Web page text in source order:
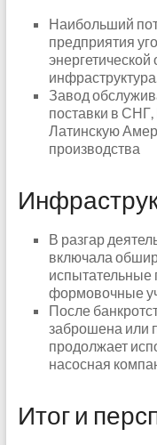
Наибольший
предприятия
Завод
поставки в
Латинскую
производства
В разгар
включала
испытательные
формовочные
После
заброшена или
продолжает
насосная
Итог и